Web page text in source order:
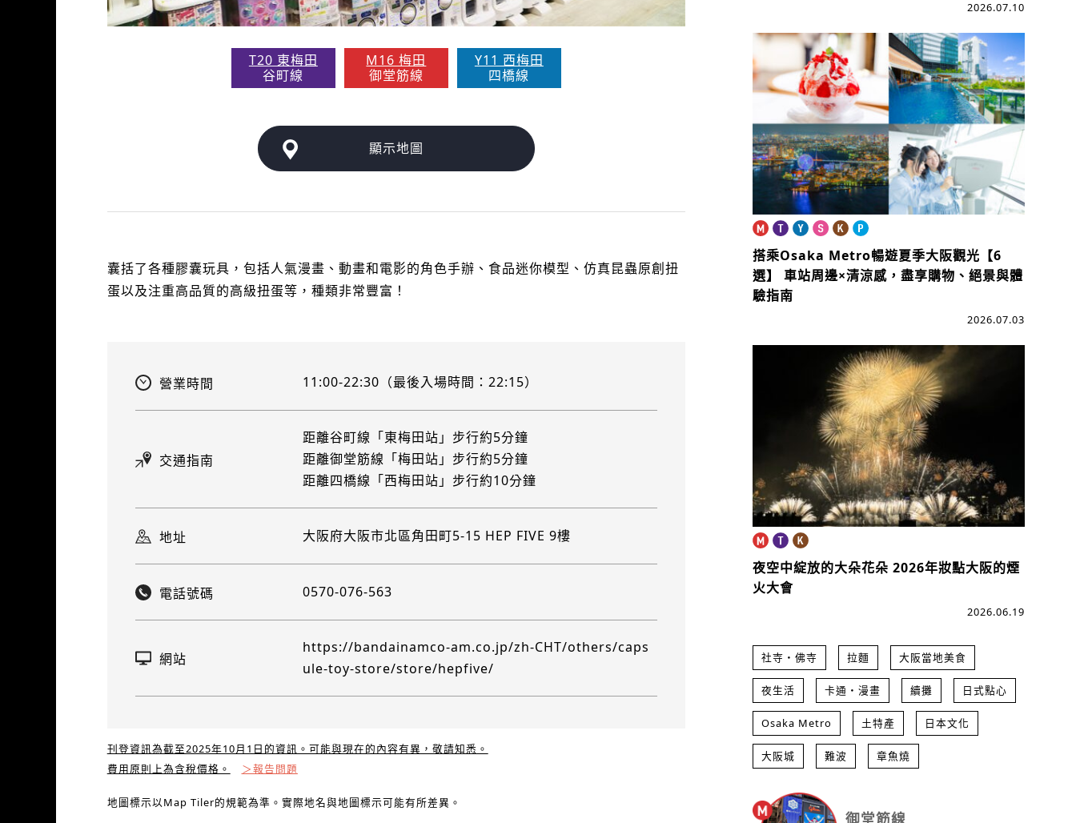
T20 東梅田
谷町線
M16 梅田
御堂筋線
Y11 西梅田
四橋線
顯示地圖
囊括了各種膠囊玩具，包括人氣漫畫、動畫和電影的角色手辦、食品迷你模型、仿真昆蟲原創扭
蛋以及注重高品質的高級扭蛋等，種類非常豐富！
營業時間 11:00-22:30（最後入場時間：22:15）
交通指南
距離谷町線「東梅田站」步行約5分鐘
距離御堂筋線「梅田站」步行約5分鐘
距離四橋線「西梅田站」步行約10分鐘
地址 大阪府大阪市北區角田町5-15 HEP FIVE 9樓
電話號碼 0570-076-563
網站
https://bandainamco-am.co.jp/zh-CHT/others/caps
ule-toy-store/store/hepfive/
刊登資訊為截至2025年10月1日的資訊。可能與現在的內容有異，敬請知悉。
費用原則上為含稅價格。
＞報告問題
地圖標示以Map Tiler的規範為準。實際地名與地圖標示可能有所差異。
2026.07.10
搭乘Osaka Metro暢遊夏季大阪觀光【6
選】
車站周邊×清涼感，盡享購物、絕景與體
驗指南
2026.07.03
夜空中綻放的大朵花朵2026年妝點大阪的煙
火大會
2026.06.19
社寺・佛寺 拉麵 大阪當地美食
夜生活 卡通・漫畫 續攤 日式點心
Osaka Metro 土特產 日本文化
大阪城 難波 章魚燒
御堂筋線